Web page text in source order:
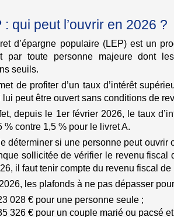
: qui peut l’ouvrir en 2026 ?
d’épargne populaire (LEP) est un
par toute personne majeure dont
seuils.
de profiter d’un taux d’intérêt
lui peut être ouvert sans conditions de
depuis le 1er février 2026, le taux
% contre 1,5 % pour le livret A.
déterminer si une personne peut ouvrir
sollicitée de vérifier le revenu fiscal
il faut tenir compte du revenu fiscal
les plafonds à ne pas dépasser
028 € pour une personne seule ;
326 € pour un couple marié ou pacsé